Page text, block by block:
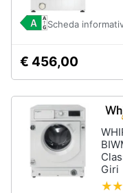
Cucina
Friggitrice
ad
Macchina
Minipimer
Estrattore
Scheda
€ 456,00
Giri